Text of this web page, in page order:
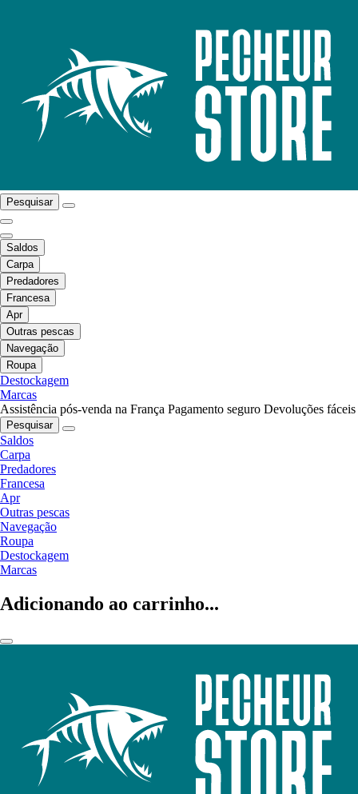
Pesquisar
Saldos
Carpa
Predadores
Francesa
Apr
Outras pescas
Navegação
Roupa
Destockagem
Marcas
Assistência pós-venda na França Pagamento seguro Devoluções fáceis
Pesquisar
Saldos
Carpa
Predadores
Francesa
Apr
Outras pescas
Navegação
Roupa
Destockagem
Marcas
Adicionando ao carrinho...